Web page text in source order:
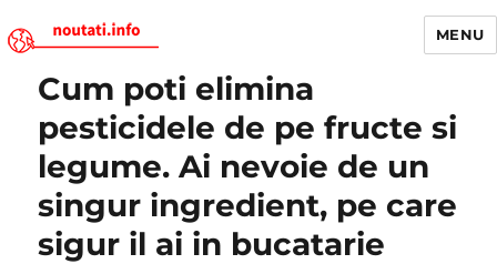
Noutati.Info
MENU
Cum poti elimina
pesticidele de pe fructe si
legume. Ai nevoie de un
singur ingredient, pe care
sigur il ai in bucatarie